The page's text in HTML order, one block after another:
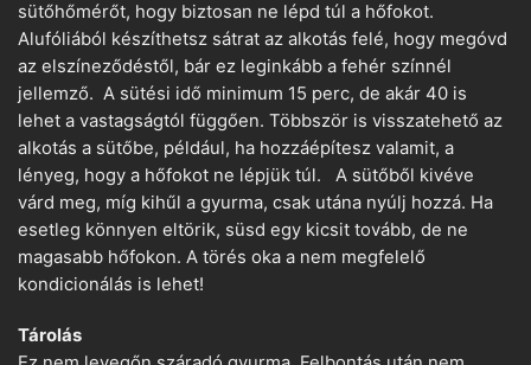
sütőhőmérőt, hogy biztosan ne lépd túl a hőfokot.
Alufóliából készíthetsz sátrat az alkotás felé, hogy megóvd
az elszíneződéstől, bár ez leginkább a fehér színnél
jellemző. A sütési idő minimum 15 perc, de akár 40 is
lehet a vastagságtól függően. Többször is visszatehető az
alkotás a sütőbe, például, ha hozzáépítesz valamit, a
lényeg, hogy a hőfokot ne lépjük túl. A sütőből kivéve
várd meg, míg kihűl a gyurma, csak utána nyúlj hozzá. Ha
esetleg könnyen eltörik, süsd egy kicsit tovább, de ne
magasabb hőfokon. A törés oka a nem megfelelő
kondicionálás is lehet!
Tárolás